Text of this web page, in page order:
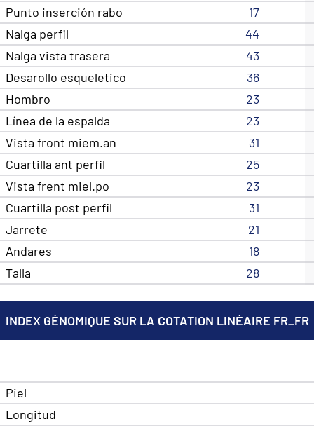
Punto inserción rabo
17
Nalga perfil
44
Nalga vista trasera
43
Desarollo esqueletico
36
Hombro
23
Línea de la espalda
23
Vista front miem.an
31
Cuartilla ant perfil
25
Vista frent miel.po
23
Cuartilla post perfil
31
Jarrete
21
Andares
18
Talla
28
INDEX GÉNOMIQUE SUR LA COTATION LINÉAIRE FR_FR
Piel
Longitud